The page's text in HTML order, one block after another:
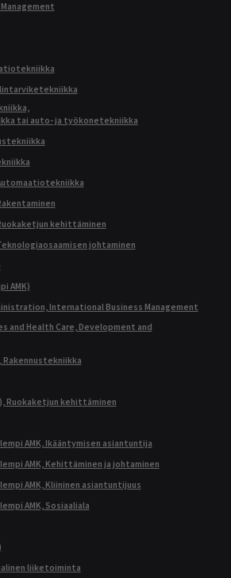
tai auto- ja työkonetekniikka
kehittäminen
johtaminen
AMK)
International Business Management
and Health Care, Development and
Rakennustekniikka
Ruokaketjun kehittäminen
AMK, Ikääntymisen asiantuntija
AMK, Kehittäminen ja johtaminen
AMK, Kliininen asiantuntijuus
AMK, Sosiaaliala
liiketoiminta